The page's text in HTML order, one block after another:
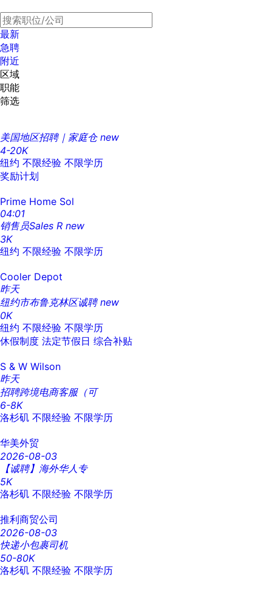
最新
急聘
附近
区域
职能
筛选
美国地区招聘｜家庭仓 new
4-20K
纽约 不限经验 不限学历
奖励计划
Prime Home Sol
04:01
销售员Sales R new
3K
纽约 不限经验 不限学历
Cooler Depot
昨天
纽约市布鲁克林区诚聘 new
0K
纽约 不限经验 不限学历
休假制度 法定节假日 综合补贴
S & W Wilson
昨天
招聘跨境电商客服（可
6-8K
洛杉矶 不限经验 不限学历
华美外贸
2026-08-03
【诚聘】海外华人专
5K
洛杉矶 不限经验 不限学历
推利商贸公司
2026-08-03
快递小包裹司机
50-80K
洛杉矶 不限经验 不限学历